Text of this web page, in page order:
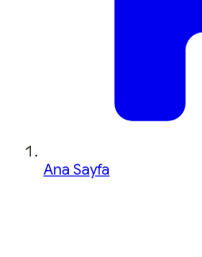
Ana Sayfa